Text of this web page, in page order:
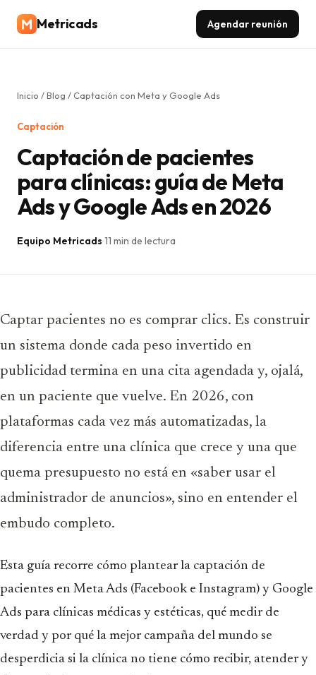
Metricads Agendar reunión
Inicio /Blog /Captación con Meta y Google Ads
Captación
Captación de pacientes
para clínicas: guía de Meta
Ads y Google Ads en 2026
Equipo Metricads 11 min de lectura
Captar pacientes no es comprar clics. Es construir
un sistema donde cada peso invertido en
publicidad termina en una cita agendada y, ojalá,
en un paciente que vuelve. En 2026, con
plataformas cada vez más automatizadas, la
diferencia entre una clínica que crece y una que
quema presupuesto no está en «saber usar el
administrador de anuncios», sino en entender el
embudo completo.
Esta guía recorre cómo plantear la captación de
pacientes en Meta Ads (Facebook e Instagram) y Google
Ads para clínicas médicas y estéticas, qué medir de
verdad y por qué la mejor campaña del mundo se
desperdicia si la clínica no tiene cómo recibir, atender y